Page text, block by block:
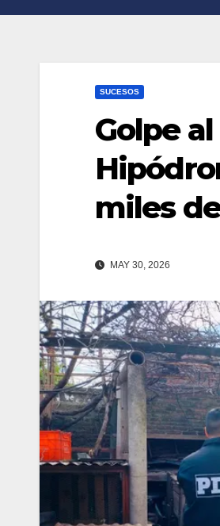
SUCESOS
Golpe
miles
MAY 30, 2026
n